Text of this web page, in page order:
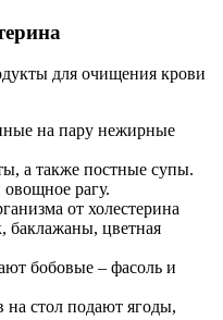
для очищения крови
на пару нежирные
а также постные супы.
рагу.
от холестерина
баклажаны, цветная
бобовые – фасоль и
стол подают ягоды,